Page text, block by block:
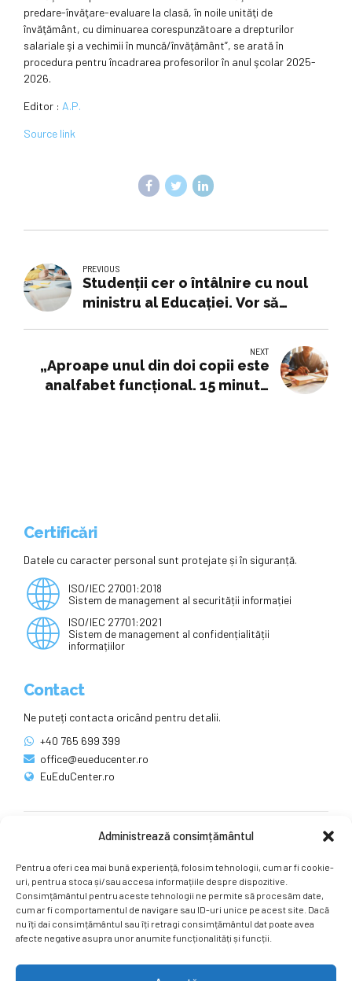
Administrează consimțământul
Pentru a oferi cea mai bună experiență, folosim tehnologii, cum ar fi cookie-
uri, pentru a stoca și/sau accesa informațiile despre dispozitive.
Consimțământul pentru aceste tehnologii ne permite să procesăm date,
cum ar fi comportamentul de navigare sau ID-uri unice pe acest site. Dacă
nu îți dai consimțământul sau îți retragi consimțământul dat poate avea
afecte negative asupra unor anumite funcționalități și funcții.
predare-învăţare-evaluare la clasă, în noile unităţi de
învăţământ, cu diminuarea corespunzătoare a drepturilor
salariale şi a vechimii în muncă/învăţământ”, se arată în
procedura pentru încadrarea profesorilor în anul şcolar 2025-
2026.
Editor : A.P.
Source link
PREVIOUS
Studenții cer o întâlnire cu noul
ministru al Educației. Vor să
NEXT
„Aproape unul din doi copii este
analfabet funcțional. 15 minute
Certificări
Datele cu caracter personal sunt protejate și în siguranță.
ISO/IEC 27001:2018
Sistem de management al securității informației
ISO/IEC 27701:2021
Sistem de management al confidențialității
informațiilor
Contact
Ne puteți contacta oricând pentru detalii.
+40 765 699 399
office@eueducenter.ro
EuEduCenter.ro
Ne puteți găsi și pe rețelele sociale.